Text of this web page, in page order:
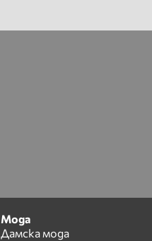
Мода
Дамска мода